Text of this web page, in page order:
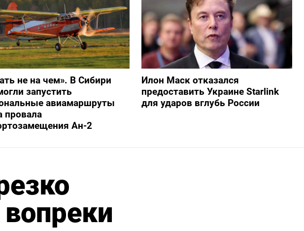
не на чем». В Сибири
запустить
авиамаршруты
провала
Ан-2
Илон Маск отказался
предоставить Украине Starlink
для ударов вглубь России